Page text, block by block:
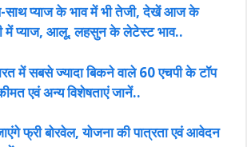
प्याज के भाव में भी तेजी, देखें आज के
में प्याज, आलू, लहसुन के लेटेस्ट भाव..
में सबसे ज्यादा बिकने वाले 60 एचपी के टॉप
एवं अन्य विशेषताएं जानें..
फ्री बोरवेल, योजना की पात्रता एवं आवेदन